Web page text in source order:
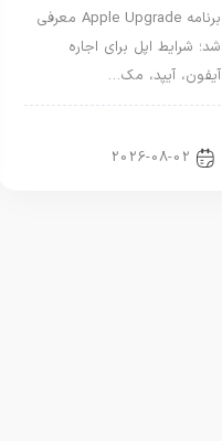
برنامه Apple Upgrade معرفی
شد؛ شرایط اپل برای اجاره
آیفون، آیپد، مک…
2026-08-02